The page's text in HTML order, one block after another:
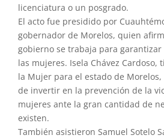
licenciatura o un posgrado.
El acto fue presidido por
gobernador de Morelos, quien
gobierno se trabaja para
las mujeres. Isela Chávez
la Mujer para el estado de
de invertir en la prevención de la
mujeres ante la gran cantidad de
existen.
También asistieron Samuel Sotelo